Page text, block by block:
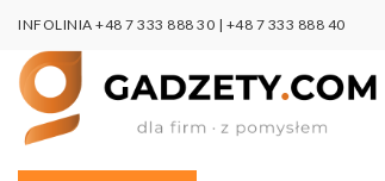
INFOLINIA +48 7 333 888 30 | +48 7 333 888 40